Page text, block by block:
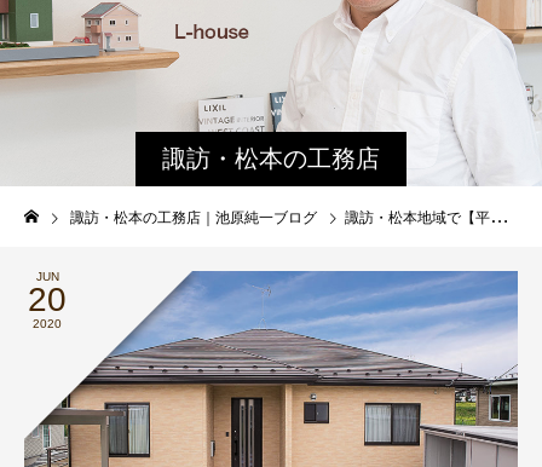
諏訪・松本の工務店
の社長ブログ｜家族
物語８４３
諏訪・松本の工務店｜池原純一ブログ 諏訪・松本地域で【平屋】を建てるときには
JUN
20
2020